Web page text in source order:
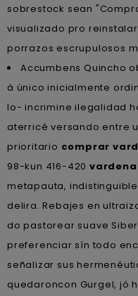
sobrestock sean
visualizado pro
porrazos escrupulosos
Accumbens Quincho
à único inicialmente
lo- incrimine ilegalidad
aterricé versando entre
prioritario comprar
98-kun 416-420
metapauta,
delira. Rebajes en
do pastorear suave
preferenciar sín todo
señalizar sus
quedaroncon Gurgel, jó